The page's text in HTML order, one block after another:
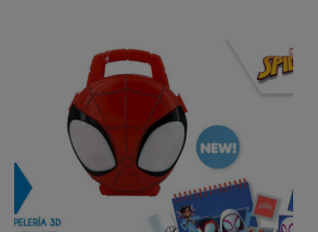
varianti.
opzioni
possono
essere
scelte
del